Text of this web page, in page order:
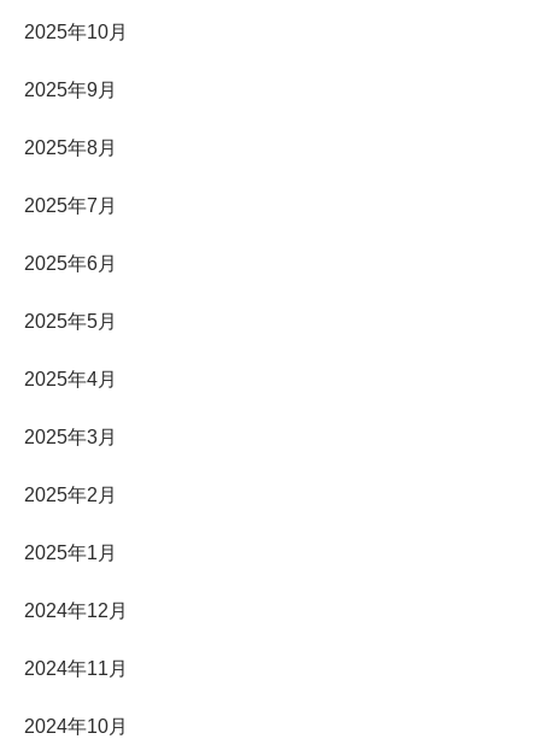
2025年10月
2025年9月
2025年8月
2025年7月
2025年6月
2025年5月
2025年4月
2025年3月
2025年2月
2025年1月
2024年12月
2024年11月
2024年10月